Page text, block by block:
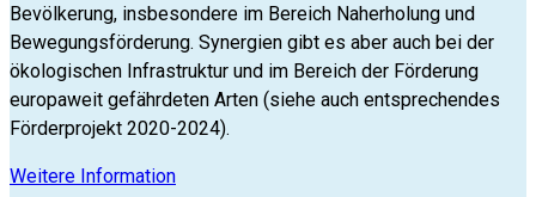
Bevölkerung, insbesondere im Bereich Naherholung und
Bewegungsförderung. Synergien gibt es aber auch bei der
ökologischen Infrastruktur und im Bereich der Förderung
europaweit gefährdeten Arten (siehe auch entsprechendes
Förderprojekt 2020-2024).
Weitere Information